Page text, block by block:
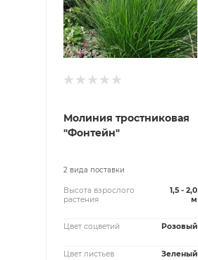
Молиния тростниковая
"Фонтейн"
2 вида поставки
Высота взрослого
растения
1,5 - 2,0
м
Цвет соцветий Розовый
Цвет листьев Зеленый